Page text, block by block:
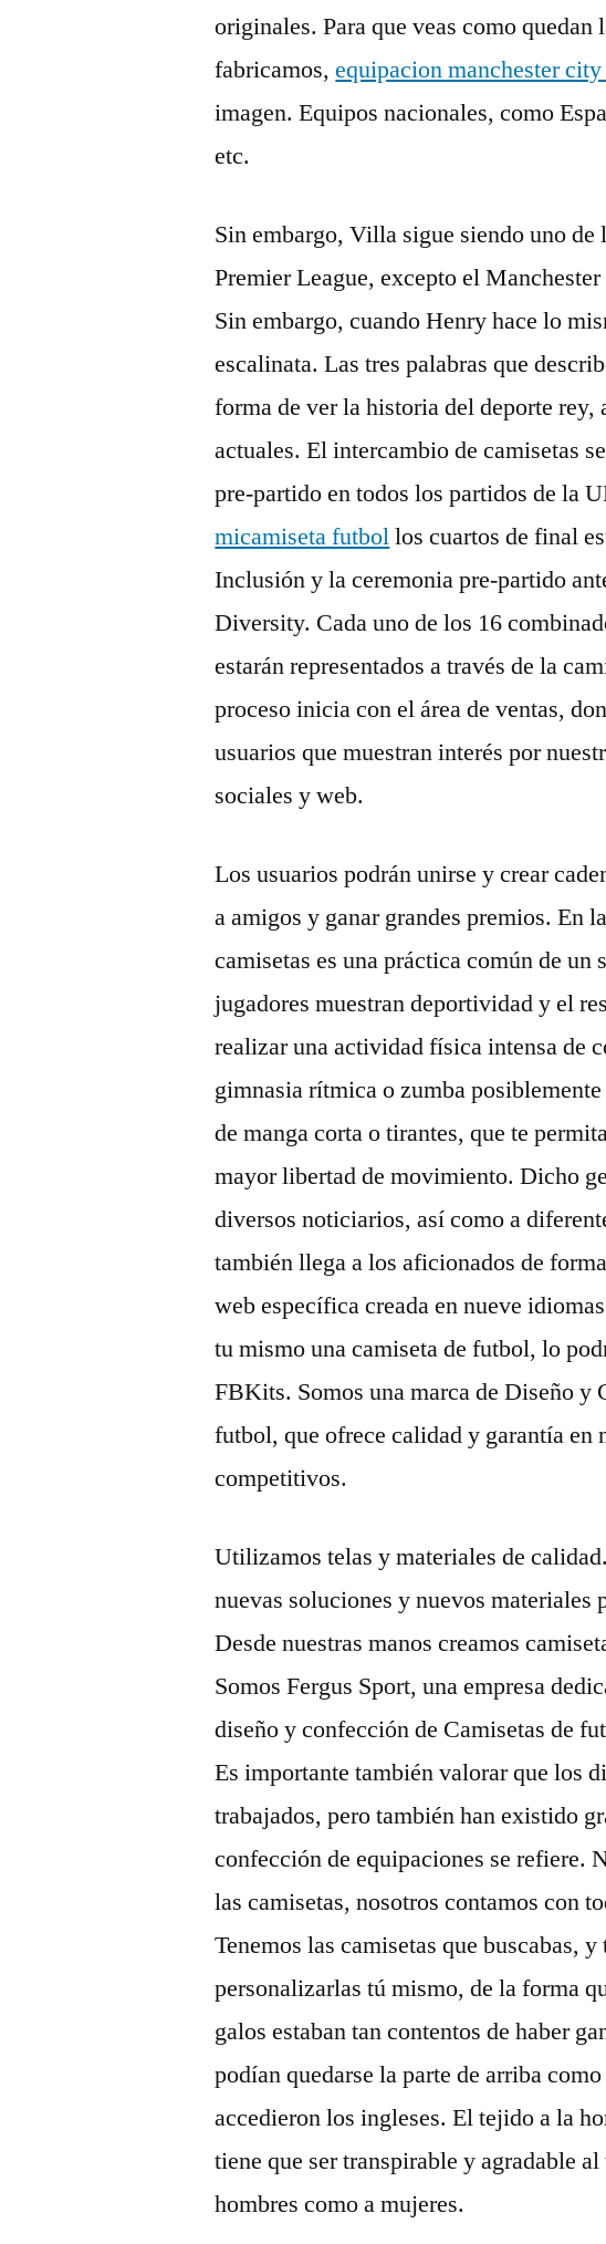
originales. Para que veas como quedan
fabricamos,equipacion manchester
imagen. Equipos nacionales, como
etc.
Sin embargo, Villa sigue siendo uno de
Premier League, excepto el
Sin embargo, cuando Henry hace lo
escalinata. Las tres palabras que
forma de ver la historia del deporte rey,
actuales. El intercambio de camisetas
pre-partido en todos los partidos de la
micamiseta futbollos cuartos de final
Inclusión y la ceremonia pre-partido
Diversity. Cada uno de los 16
estarán representados a través de la
proceso inicia con el área de ventas,
usuarios que muestran interés por
sociales y web.
Los usuarios podrán unirse y crear
a amigos y ganar grandes premios. En
camisetas es una práctica común de un
jugadores muestran deportividad y el
realizar una actividad física intensa de
gimnasia rítmica o zumba
de manga corta o tirantes, que te
mayor libertad de movimiento. Dicho
diversos noticiarios, así como a
también llega a los aficionados de
web específica creada en nueve
tu mismo una camiseta de futbol, lo
FBKits. Somos una marca de Diseño y
futbol, que ofrece calidad y garantía en
competitivos.
Utilizamos telas y materiales de
nuevas soluciones y nuevos materiales
Desde nuestras manos creamos
Somos Fergus Sport, una empresa
diseño y confección de Camisetas de
Es importante también valorar que los
trabajados, pero también han existido
confección de equipaciones se refiere.
las camisetas, nosotros contamos con
Tenemos las camisetas que buscabas,
personalizarlas tú mismo, de la forma
galos estaban tan contentos de haber
podían quedarse la parte de arriba
accedieron los ingleses. El tejido a la
tiene que ser transpirable y agradable
hombres como a mujeres.